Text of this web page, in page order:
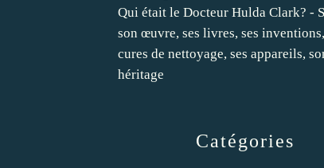
Catégories
Qui était le Docteur Hulda Clark? -
son œuvre, ses livres, ses
cures de nettoyage, ses appareils,
héritage